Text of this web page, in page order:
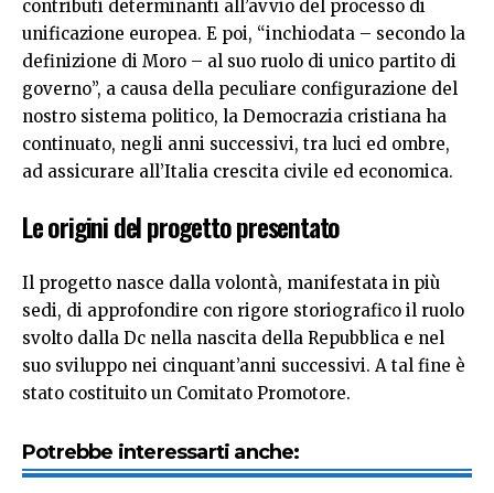
contributi determinanti all’avvio del processo di
unificazione europea. E poi, “inchiodata – secondo la
definizione di Moro – al suo ruolo di unico partito di
governo”, a causa della peculiare configurazione del
nostro sistema politico, la Democrazia cristiana ha
continuato, negli anni successivi, tra luci ed ombre,
ad assicurare all’Italia crescita civile ed economica.
Le origini del progetto presentato
Il progetto nasce dalla volontà, manifestata in più
sedi, di approfondire con rigore storiografico il ruolo
svolto dalla Dc nella nascita della Repubblica e nel
suo sviluppo nei cinquant’anni successivi. A tal fine è
stato costituito un Comitato Promotore.
Potrebbe interessarti anche: